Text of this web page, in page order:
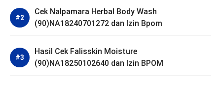
Cek Nalpamara Herbal Body Wash
(90)NA18240701272 dan Izin Bpom
Hasil Cek Falisskin Moisture
(90)NA18250102640 dan Izin BPOM